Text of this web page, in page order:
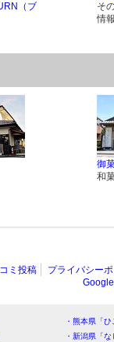
（ブ
そ
情
御
和
ミ投稿
プライバシー
・熊本県「
・新潟県「